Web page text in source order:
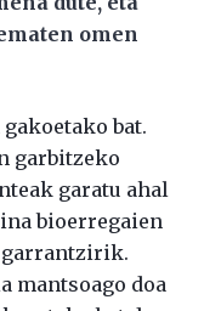
omen
bat.
garbitzeko
garatu ahal
bioerregaien
garrantzirik.
mantsoago doa